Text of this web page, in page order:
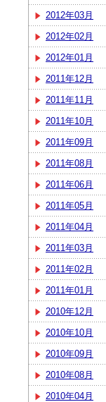
2012年03月
2012年02月
2012年01月
2011年12月
2011年11月
2011年10月
2011年09月
2011年08月
2011年06月
2011年05月
2011年04月
2011年03月
2011年02月
2011年01月
2010年12月
2010年10月
2010年09月
2010年08月
2010年04月